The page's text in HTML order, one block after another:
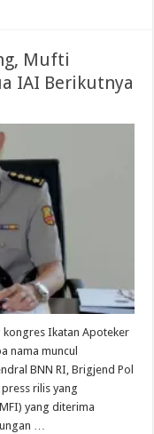
Mufti
IAI Berikutnya
kongres Ikatan Apoteker
nama muncul
BNN RI, Brigjend Pol
rilis yang
yang diterima
…